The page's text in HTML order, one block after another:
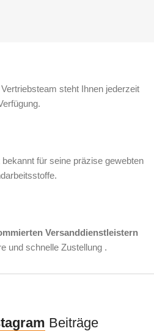
steht Ihnen jederzeit
für seine präzise gewebten
Versanddienstleistern
und schnelle Zustellung .
Beiträge